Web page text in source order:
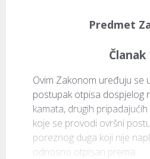
Predmet
Članak
Ovim Zakonom uređuju se
postupak otpisa dospjelog
kamata, drugih
koje se provodi ovršni
poreznog duga koji nije
odnosno otpisan prema